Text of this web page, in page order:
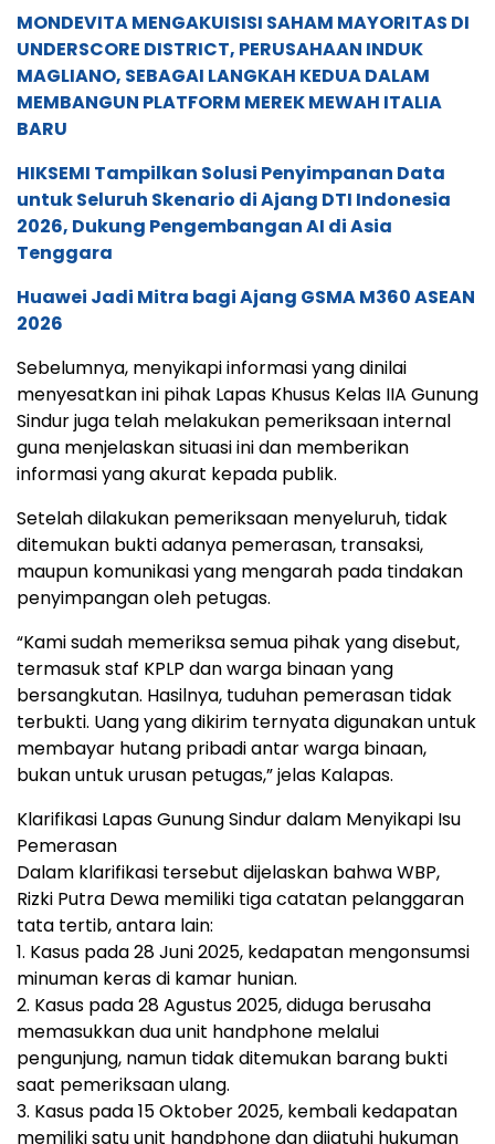
MONDEVITA MENGAKUISISI SAHAM MAYORITAS DI
UNDERSCORE DISTRICT, PERUSAHAAN INDUK
MAGLIANO, SEBAGAI LANGKAH KEDUA DALAM
MEMBANGUN PLATFORM MEREK MEWAH ITALIA
BARU
HIKSEMI Tampilkan Solusi Penyimpanan Data
untuk Seluruh Skenario di Ajang DTI Indonesia
2026, Dukung Pengembangan AI di Asia
Tenggara
Huawei Jadi Mitra bagi Ajang GSMA M360 ASEAN
2026
Sebelumnya, menyikapi informasi yang dinilai
menyesatkan ini pihak Lapas Khusus Kelas IIA Gunung
Sindur juga telah melakukan pemeriksaan internal
guna menjelaskan situasi ini dan memberikan
informasi yang akurat kepada publik.
Setelah dilakukan pemeriksaan menyeluruh, tidak
ditemukan bukti adanya pemerasan, transaksi,
maupun komunikasi yang mengarah pada tindakan
penyimpangan oleh petugas.
“Kami sudah memeriksa semua pihak yang disebut,
termasuk staf KPLP dan warga binaan yang
bersangkutan. Hasilnya, tuduhan pemerasan tidak
terbukti. Uang yang dikirim ternyata digunakan untuk
membayar hutang pribadi antar warga binaan,
bukan untuk urusan petugas,” jelas Kalapas.
Klarifikasi Lapas Gunung Sindur dalam Menyikapi Isu
Pemerasan
Dalam klarifikasi tersebut dijelaskan bahwa WBP,
Rizki Putra Dewa memiliki tiga catatan pelanggaran
tata tertib, antara lain:
1. Kasus pada 28 Juni 2025, kedapatan mengonsumsi
minuman keras di kamar hunian.
2. Kasus pada 28 Agustus 2025, diduga berusaha
memasukkan dua unit handphone melalui
pengunjung, namun tidak ditemukan barang bukti
saat pemeriksaan ulang.
3. Kasus pada 15 Oktober 2025, kembali kedapatan
memiliki satu unit handphone dan dijatuhi hukuman